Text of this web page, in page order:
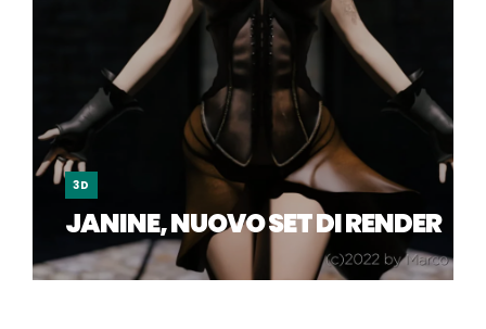
3D
JANINE, NUOVO SET DI RENDER